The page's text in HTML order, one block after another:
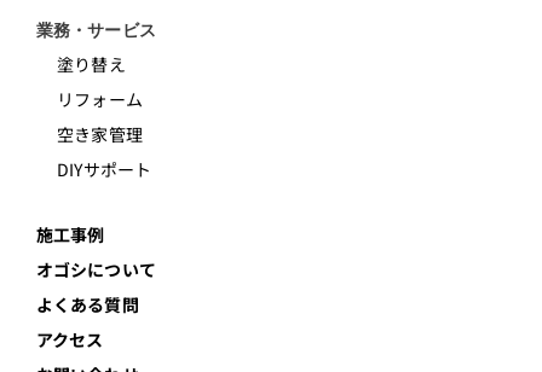
業務・サービス
塗り替え
リフォーム
空き家管理
DIYサポート
施工事例
オゴシについて
よくある質問
アクセス